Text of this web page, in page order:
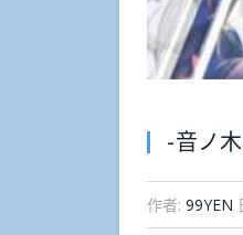
-音ノ
作者: 99YEN